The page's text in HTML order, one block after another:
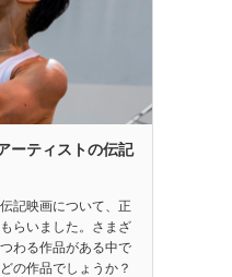
ーティストの伝記
記映画について、正
らいました。さまざ
わる作品がある中で
の作品でしょうか？